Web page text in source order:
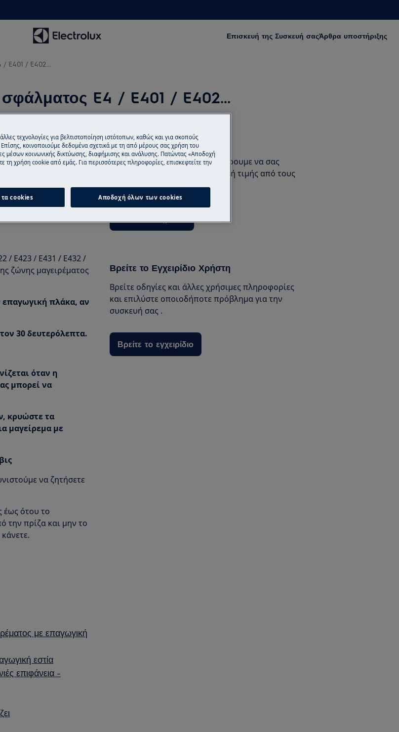
Επισκευή της Συσκευή σαςΆρθρα υποστήριξης
/ E401 / E402...
E4 / E401 / E402...
E4 / E401 / E402 /
/ E423 / E431 / E432 /
ζώνης μαγειρέματος
επαγωγική πλάκα, αν
30 δευτερόλεπτα.
όταν η
μπορεί να
κρυώστε τα
μαγείρεμα με
να ζητήσετε
έως ότου το
την πρίζα και μην το
με επαγωγική
εστία
επιφάνεια -
Προγραμματισμός Ραντεβού
Βρίσκεστε στο μέρος όπου μπορουμε να σας
προσφέρουμε επισκευή σταθερή τιμής από τους
τεχνικούς της Electrolux.
Βρείτε το Εγχειρίδιο Χρήστη
Βρείτε οδηγίες και άλλες χρήσιμες πληροφορίες
και επιλύστε οποιοδήποτε πρόβλημα για την
συσκευή σας .
Βρείτε το εγχειρίδιο
τεχνολογίες για βελτιστοποίηση ιστότοπων, καθώς και για σκοπούς
κοινοποιούμε δεδομένα σχετικά με τη από μέρους σας χρήση του
μέσων κοινωνικής δικτύωσης, διαφήμισης και ανάλυσης. Πατώντας «Αποδοχή
τη χρήση cookie από εμάς. Για περισσότερες πληροφορίες, επισκεφτείτε την
τα cookies Αποδοχή όλων των cookies